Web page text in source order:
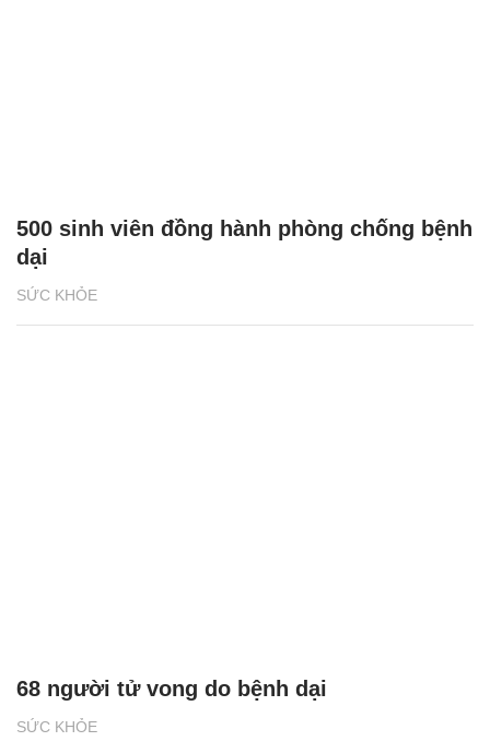
SỨC KHỎE
500 sinh viên đồng hành phòng chống bệnh
dại
SỨC KHỎE
68 người tử vong do bệnh dại